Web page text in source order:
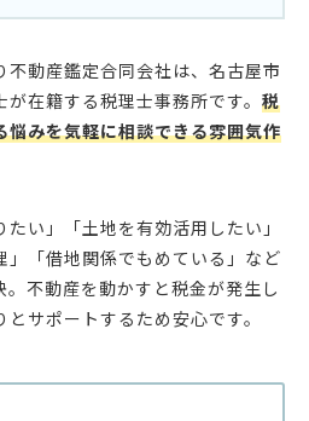
動産鑑定合同会社は、名古屋市
在籍する税理士事務所です。 税
悩みを気軽に相談できる雰囲気作
い」「土地を有効活用したい」
」「借地関係でもめている」など
不動産を動かすと税金が発生し
サポートするため安心です。